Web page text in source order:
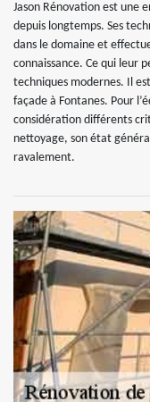
Jason Rénovation est une
depuis longtemps. Ses
dans le domaine et
connaissance. Ce qui leur
techniques modernes. Il
façade à Fontanes. Pour
considération différents
nettoyage, son état
ravalement.